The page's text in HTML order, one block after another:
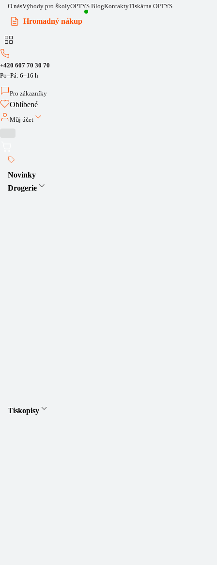
O násVýhody pro školyOPTYS BlogKontaktyTiskárna OPTYS
Hromadný nákup
+420 607 70 30 70
Po–Pá: 6–16 h
Pro zákazníky
Oblíbené
Můj účet
Novinky
Drogerie
Tiskopisy